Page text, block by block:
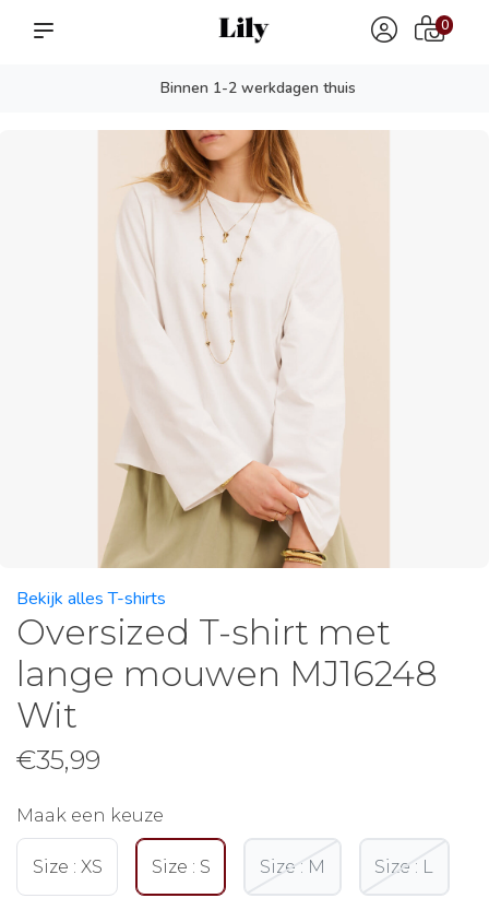
Binnen 1-2 werkdagen thuis
0
Bekijk alles T-shirts
Oversized T-shirt met
lange mouwen MJ16248
Wit
€35,99
Maak een keuze
Size : XS Size : S Size : M Size : L